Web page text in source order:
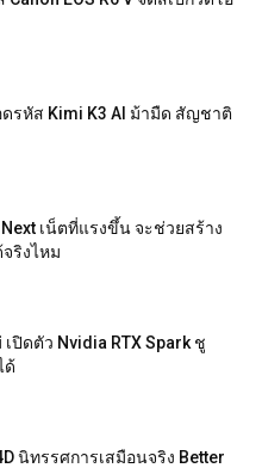
รหัส Kimi K3 AI ม้ามืด สัญชาติ
เน็ตที่แรงขึ้น จะช่วยสร้าง
ริงไหม
ปิดตัว Nvidia RTX Spark ชู
ด้
นิทรรศการเสมือนจริง Better